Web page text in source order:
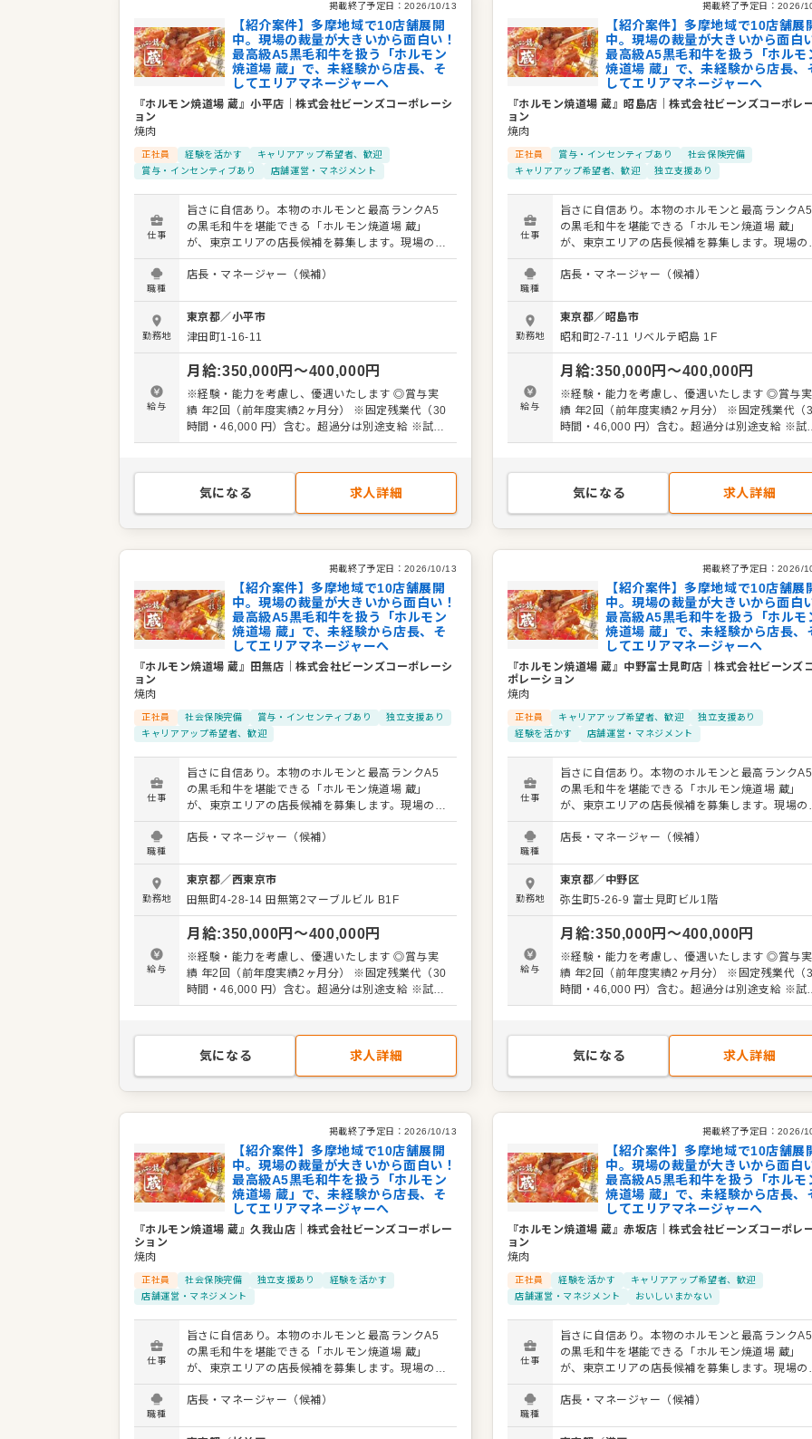
掲載終了予定日： 2026/10/13
【紹介案件】多摩地域で10店舗展開
中。現場の裁量が大きいから面白い！
最高級A5黒毛和牛を扱う「ホルモン
焼道場 蔵」で、未経験から店長、そ
してエリアマネージャーへ
『ホルモン焼道場 蔵』小平店 ｜株式会社ビーンズコーポレーシ
ョン
焼肉
正社員 経験を活かす
キャリアアップ希望者、歓迎
賞与・インセンティブあり
店舗運営・マネジメント
仕事
旨さに自信あり。本物のホルモンと最高ランクA5
の黒毛和牛を堪能できる「ホルモン焼道場 蔵」
が、東京エリアの店長候補を募集します。現場の意
見を尊重する社風なので、あなたのアイデアでお店
を盛り上げられるやりがいがあります。 具体的な業
・仕込みや調理などのキッチン業務 ・店舗の数値
管理や運営全般 最初は接客などの簡単な仕事から
始めていただき、段階を踏んで管理業務をお任せし
ます。肉の仕込みも難しい作業ではないため、順を
追って着実にスキルを磨ける環境です。 キャリアパ
スも豊富に用意しています。将来はエリアマネージ
ャーとして複数店舗をまとめるポジションも。独立
を目指す方や地元で腰を据えて働きたい方など、
作っていきましょう。
職種
店長・マネージャー（候補）
勤務地
東京都／小平市
津田町1-16-11
給与
月給:350,000円〜400,000円
※経験・能力を考慮し、優遇いたします ◎賞与実
績 年2回（前年度実績2ヶ月分） ※固定残業代（30
時間・46,000 円）含む。超過分は別途支給 ※試用
期間3ヶ月（期間中も同条件）
気になる 求人詳細
掲載終了予定日： 2026/
【紹介案件】多摩地域で10店舗展
中。現場の裁量が大きいから面白
最高級A5黒毛和牛を扱う「ホルモ
焼道場 蔵」で、未経験から店長、
してエリアマネージャーへ
『ホルモン焼道場 蔵』昭島店 ｜株式会社ビーンズコーポレ
ョン
焼肉
正社員 賞与・インセンティブあり
社会保険完備
キャリアアップ希望者、歓迎
独立支援あり
仕事
旨さに自信あり。本物のホルモンと最高ランクA5
の黒毛和牛を堪能できる「ホルモン焼道場 蔵」
が、東京エリアの店長候補を募集します。現場の
見を尊重する社風なので、あなたのアイデアでお
を盛り上げられるやりがいがあります。 具体的な業
・仕込みや調理などのキッチン業務 ・店舗の数値
管理や運営全般 最初は接客などの簡単な仕事から
始めていただき、段階を踏んで管理業務をお任せ
ます。肉の仕込みも難しい作業ではないため、順
追って着実にスキルを磨ける環境です。 キャリアパ
スも豊富に用意しています。将来はエリアマネー
ャーとして複数店舗をまとめるポジションも。独
を目指す方や地元で腰を据えて働きたい方など、
作っていきましょう。
職種
店長・マネージャー（候補）
勤務地
東京都／ 昭島市
昭和町2-7-11 リベルテ昭島 1F
給与
月給:350,000円〜400,000円
※経験・能力を考慮し、優遇いたします ◎賞与実
績 年2回（前年度実績2ヶ月分） ※固定残業代（30
時間・46,000 円）含む。超過分は別途支給 ※試
期間3ヶ月（期間中も同条件）
気になる 求人詳細
掲載終了予定日： 2026/10/13
【紹介案件】多摩地域で10店舗展開
中。現場の裁量が大きいから面白い！
最高級A5黒毛和牛を扱う「ホルモン
焼道場 蔵」で、未経験から店長、そ
してエリアマネージャーへ
『ホルモン焼道場 蔵』田無店 ｜株式会社ビーンズコーポレーシ
ョン
焼肉
正社員 社会保険完備 賞与・インセンティブあり
独立支援あり
キャリアアップ希望者、歓迎
仕事
旨さに自信あり。本物のホルモンと最高ランクA5
の黒毛和牛を堪能できる「ホルモン焼道場 蔵」
が、東京エリアの店長候補を募集します。現場の意
見を尊重する社風なので、あなたのアイデアでお店
を盛り上げられるやりがいがあります。 具体的な業
・仕込みや調理などのキッチン業務 ・店舗の数値
管理や運営全般 最初は接客などの簡単な仕事から
始めていただき、段階を踏んで管理業務をお任せし
ます。肉の仕込みも難しい作業ではないため、順を
追って着実にスキルを磨ける環境です。 キャリアパ
スも豊富に用意しています。将来はエリアマネージ
ャーとして複数店舗をまとめるポジションも。独立
を目指す方や地元で腰を据えて働きたい方など、
作っていきましょう。
職種
店長・マネージャー（候補）
勤務地
東京都／西東京市
田無町4-28-14 田無第2マーブルビル B1F
給与
月給:350,000円〜400,000円
※経験・能力を考慮し、優遇いたします ◎賞与実
績 年2回（前年度実績2ヶ月分） ※固定残業代（30
時間・46,000 円）含む。超過分は別途支給 ※試用
期間3ヶ月（期間中も同条件）
気になる 求人詳細
掲載終了予定日： 2026/
【紹介案件】多摩地域で10店舗展
中。現場の裁量が大きいから面白
最高級A5黒毛和牛を扱う「ホルモ
焼道場 蔵」で、未経験から店長、
してエリアマネージャーへ
『ホルモン焼道場 蔵』中野富士見町店 ｜株式会社ビーンズ
ポレーション
焼肉
正社員 キャリアアップ希望者、歓迎
独立支援あり
経験を活かす
店舗運営・マネジメント
仕事
旨さに自信あり。本物のホルモンと最高ランクA5
の黒毛和牛を堪能できる「ホルモン焼道場 蔵」
が、東京エリアの店長候補を募集します。現場の
見を尊重する社風なので、あなたのアイデアでお
を盛り上げられるやりがいがあります。 具体的な業
・仕込みや調理などのキッチン業務 ・店舗の数値
管理や運営全般 最初は接客などの簡単な仕事から
始めていただき、段階を踏んで管理業務をお任せ
ます。肉の仕込みも難しい作業ではないため、順
追って着実にスキルを磨ける環境です。 キャリアパ
スも豊富に用意しています。将来はエリアマネー
ャーとして複数店舗をまとめるポジションも。独
を目指す方や地元で腰を据えて働きたい方など、
作っていきましょう。
職種
店長・マネージャー（候補）
勤務地
東京都／ 中野区
弥生町5-26-9 富士見町ビル1階
給与
月給:350,000円〜400,000円
※経験・能力を考慮し、優遇いたします ◎賞与実
績 年2回（前年度実績2ヶ月分） ※固定残業代（30
時間・46,000 円）含む。超過分は別途支給 ※試
期間3ヶ月（期間中も同条件）
気になる 求人詳細
掲載終了予定日： 2026/10/13
【紹介案件】多摩地域で10店舗展開
中。現場の裁量が大きいから面白い！
最高級A5黒毛和牛を扱う「ホルモン
焼道場 蔵」で、未経験から店長、そ
してエリアマネージャーへ
『ホルモン焼道場 蔵』久我山店
株式会社ビーンズコーポレー
ション
焼肉
正社員 社会保険完備 独立支援あり
経験を活かす
店舗運営・マネジメント
仕事
旨さに自信あり。本物のホルモンと最高ランクA5
の黒毛和牛を堪能できる「ホルモン焼道場 蔵」
が、東京エリアの店長候補を募集します。現場の意
見を尊重する社風なので、あなたのアイデアでお店
を盛り上げられるやりがいがあります。 具体的な業
・仕込みや調理などのキッチン業務 ・店舗の数値
職種
店長・マネージャー（候補）
掲載終了予定日： 2026/
【紹介案件】多摩地域で10店舗展
中。現場の裁量が大きいから面白
最高級A5黒毛和牛を扱う「ホルモ
焼道場 蔵」で、未経験から店長、
してエリアマネージャーへ
『ホルモン焼道場 蔵』赤坂店 ｜株式会社ビーンズコーポレ
ョン
焼肉
正社員 経験を活かす
キャリアアップ希望者、歓迎
店舗運営・マネジメント
おいしいまかない
仕事
旨さに自信あり。本物のホルモンと最高ランクA5
の黒毛和牛を堪能できる「ホルモン焼道場 蔵」
が、東京エリアの店長候補を募集します。現場の
見を尊重する社風なので、あなたのアイデアでお
を盛り上げられるやりがいがあります。 具体的な業
・仕込みや調理などのキッチン業務 ・店舗の数値
職種
店長・マネージャー（候補）